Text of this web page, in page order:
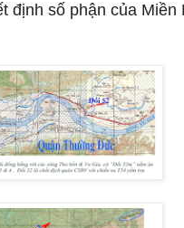
định số phận của Miền